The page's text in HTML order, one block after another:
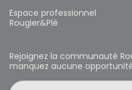
Espace professionnel
Rougier&Plé
Rejoignez la communauté
manquez aucune